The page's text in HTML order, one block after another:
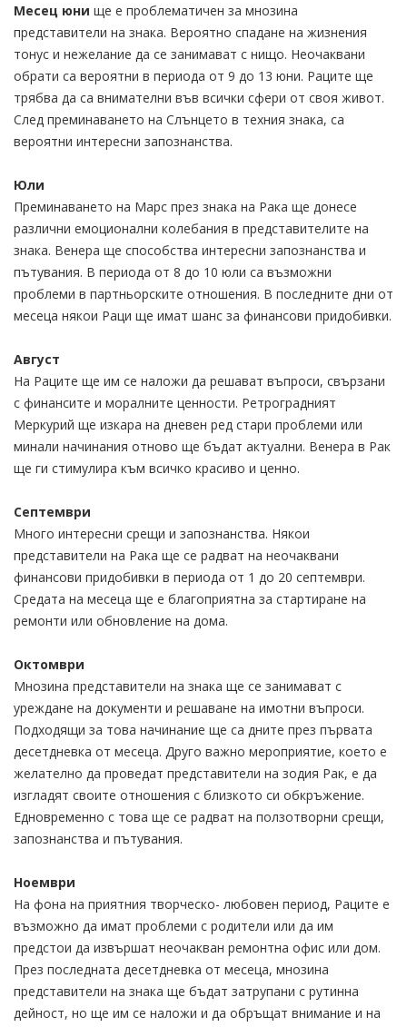
Месец юни ще е проблематичен за мнозина
представители на знака. Вероятно спадане на жизнения
тонус и нежелание да се занимават с нищо. Неочаквани
обрати са вероятни в периода от 9 до 13 юни. Раците ще
трябва да са внимателни във всички сфери от своя живот.
След преминаването на Слънцето в техния знака, са
вероятни интересни запознанства.
Юли
Преминаването на Марс през знака на Рака ще донесе
различни емоционални колебания в представителите на
знака. Венера ще способства интересни запознанства и
пътувания. В периода от 8 до 10 юли са възможни
проблеми в партньорските отношения. В последните дни от
месеца някои Раци ще имат шанс за финансови придобивки.
Август
На Раците ще им се наложи да решават въпроси, свързани
с финансите и моралните ценности. Ретроградният
Меркурий ще изкара на дневен ред стари проблеми или
минали начинания отново ще бъдат актуални. Венера в Рак
ще ги стимулира към всичко красиво и ценно.
Септември
Много интересни срещи и запознанства. Някои
представители на Рака ще се радват на неочаквани
финансови придобивки в периода от 1 до 20 септември.
Средата на месеца ще е благоприятна за стартиране на
ремонти или обновление на дома.
Октомври
Мнозина представители на знака ще се занимават с
уреждане на документи и решаване на имотни въпроси.
Подходящи за това начинание ще са дните през първата
десетдневка от месеца. Друго важно мероприятие, което е
желателно да проведат представители на зодия Рак, е да
изгладят своите отношения с близкото си обкръжение.
Едновременно с това ще се радват на ползотворни срещи,
запознанства и пътувания.
Ноември
На фона на приятния творческо- любовен период, Раците е
възможно да имат проблеми с родители или да им
предстои да извършат неочакван ремонтна офис или дом.
През последната десетдневка от месеца, мнозина
представители на знака ще бъдат затрупани с рутинна
дейност, но ще им се наложи и да обръщат внимание и на